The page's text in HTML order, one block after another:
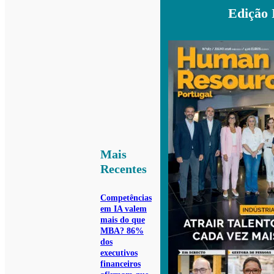
Mais
Recentes
Competências
em IA valem
mais do que
MBA? 86%
dos
executivos
financeiros
Edição